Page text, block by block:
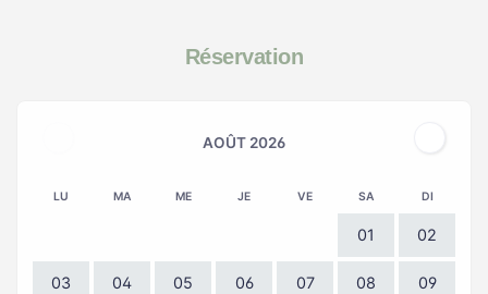
Réservation
AOÛT 2026
LU MA ME JE VE SA DI
01 02
03 04 05 06 07 08 09